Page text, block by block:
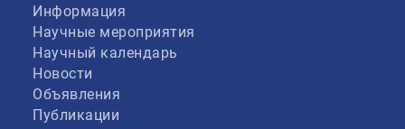
Информация
Научные мероприятия
Научный календарь
Новости
Объявления
Публикации